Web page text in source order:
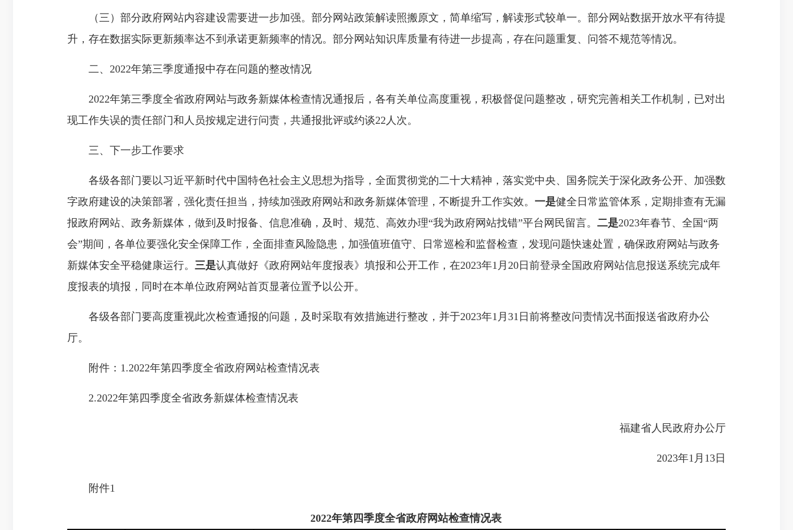
（三）部分政府网站内容建设需要进一步加强。部分网站政策解读照搬原文，简单缩写，解读形式较单一。部分网站数据开放水平有待提
升，存在数据实际更新频率达不到承诺更新频率的情况。部分网站知识库质量有待进一步提高，存在问题重复、问答不规范等情况。
二、2022年第三季度通报中存在问题的整改情况
2022年第三季度全省政府网站与政务新媒体检查情况通报后，各有关单位高度重视，积极督促问题整改，研究完善相关工作机制，已对出
现工作失误的责任部门和人员按规定进行问责，共通报批评或约谈22人次。
三、下一步工作要求
各级各部门要以习近平新时代中国特色社会主义思想为指导，全面贯彻党的二十大精神，落实党中央、国务院关于深化政务公开、加强数
字政府建设的决策部署，强化责任担当，持续加强政府网站和政务新媒体管理，不断提升工作实效。 一是健全日常监管体系，定期排查有无漏
报政府网站、政务新媒体，做到及时报备、信息准确，及时、规范、高效办理“我为政府网站找错”平台网民留言。 二是2023年春节、全国“两
会”期间，各单位要强化安全保障工作，全面排查风险隐患，加强值班值守、日常巡检和监督检查，发现问题快速处置，确保政府网站与政务
新媒体安全平稳健康运行。 三是认真做好《政府网站年度报表》填报和公开工作，在2023年1月20日前登录全国政府网站信息报送系统完成年
度报表的填报，同时在本单位政府网站首页显著位置予以公开。
各级各部门要高度重视此次检查通报的问题，及时采取有效措施进行整改，并于2023年1月31日前将整改问责情况书面报送省政府办公
厅。
附件：1.2022年第四季度全省政府网站检查情况表
2.2022年第四季度全省政务新媒体检查情况表
福建省人民政府办公厅
2023年1月13日
附件1
2022年第四季度全省政府网站检查情况表